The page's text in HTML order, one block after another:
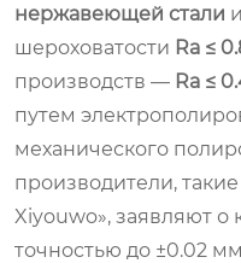
нержавеющей стали
шероховатости Ra ≤
производств — Ra ≤
путем
механического
производители,
Xiyouwo», заявляют
точностью до ±0.02